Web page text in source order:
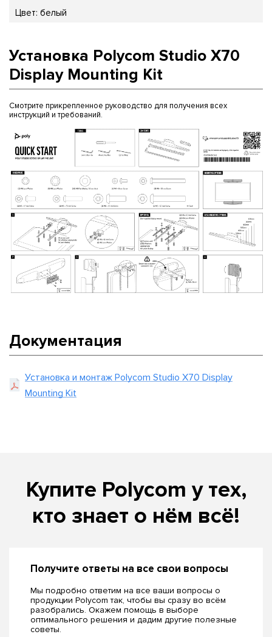
Цвет: белый
Установка Polycom Studio X70
Display Mounting Kit
Смотрите прикрепленное руководство для получения всех
инструкций и требований.
Документация
Установка и монтаж Polycom Studio X70 Display
Mounting Kit
Купите Polycom у тех,
кто знает о нём всё!
Получите ответы на все свои вопросы
Мы подробно ответим на все ваши вопросы о
продукции Polycom так, чтобы вы сразу во всём
разобрались. Окажем помощь в выборе
оптимального решения и дадим другие полезные
советы.